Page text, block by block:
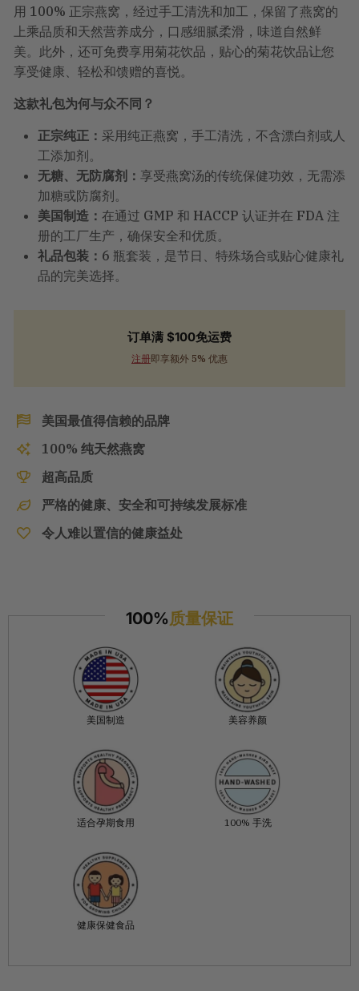
用 100% 正宗燕窝，经过手工清洗和加工，保留了燕窝的
上乘品质和天然营养成分，口感细腻柔滑，味道自然鲜
美。此外，还可免费享用菊花饮品，贴心的菊花饮品让您
享受健康、轻松和馈赠的喜悦。
这款礼包为何与众不同？
正宗纯正： 采用纯正燕窝，手工清洗，不含漂白剂或人
工添加剂。
无糖、无防腐剂： 享受燕窝汤的传统保健功效，无需添
加糖或防腐剂。
美国制造： 在通过 GMP 和 HACCP 认证并在 FDA 注
册的工厂生产，确保安全和优质。
礼品包装： 6 瓶套装，是节日、特殊场合或贴心健康礼
品的完美选择。
订单满 $100免运费
注册即享额外 5% 优惠
美国最值得信赖的品牌
100% 纯天然燕窝
超高品质
严格的健康、安全和可持续发展标准
令人难以置信的健康益处
100%质量保证
美国制造 美容养颜
适合孕期食用 100% 手洗
健康保健食品